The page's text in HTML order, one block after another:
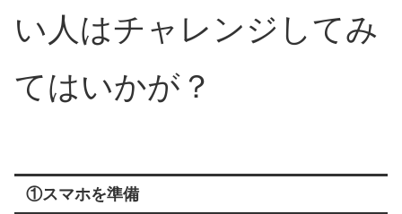
い人はチャレンジしてみ
てはいかが？
①スマホを準備